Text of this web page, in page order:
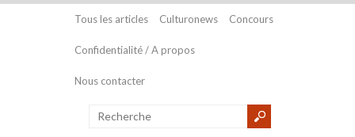
Tous les articles Culturonews Concours
Confidentialité / A propos
Nous contacter